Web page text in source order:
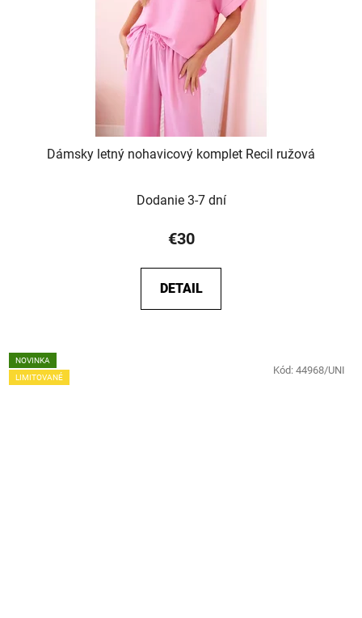
Dámsky letný nohavicový komplet Recil ružová
Dodanie 3-7 dní
€30
DETAIL
NOVINKA
LIMITOVANÉ
Kód: 44968/UNI